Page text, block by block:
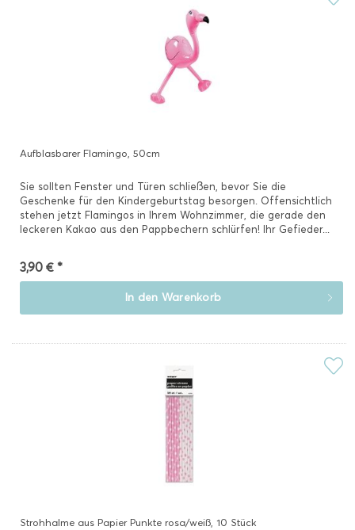
Aufblasbarer Flamingo, 50cm
Sie sollten Fenster und Türen schließen, bevor Sie die
Geschenke für den Kindergeburtstag besorgen. Offensichtlich
stehen jetzt Flamingos in Ihrem Wohnzimmer, die gerade den
leckeren Kakao aus den Pappbechern schlürfen! Ihr Gefieder...
3,90 € *
In den Warenkorb
Strohhalme aus Papier Punkte rosa/weiß, 10 Stück